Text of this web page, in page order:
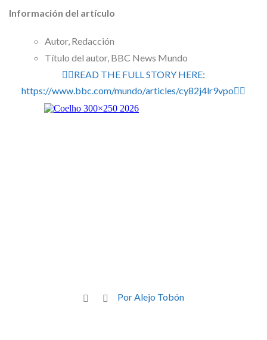
Información del artículo
Autor, Redacción
Título del autor, BBC News Mundo
👉🏽READ THE FULL STORY HERE:
https://www.bbc.com/mundo/articles/cy82j4lr9vpo👈🏽
Por Alejo Tobón